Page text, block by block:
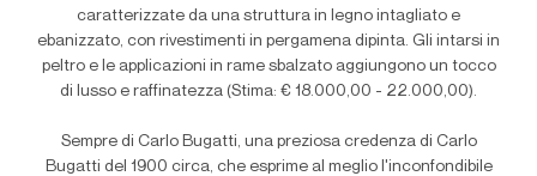
caratterizzate da una struttura in legno intagliato e
ebanizzato, con rivestimenti in pergamena dipinta. Gli intarsi in
peltro e le applicazioni in rame sbalzato aggiungono un tocco
di lusso e raffinatezza (Stima: € 18.000,00 - 22.000,00).
Sempre di Carlo Bugatti, una preziosa credenza di Carlo
Bugatti del 1900 circa, che esprime al meglio l'inconfondibile